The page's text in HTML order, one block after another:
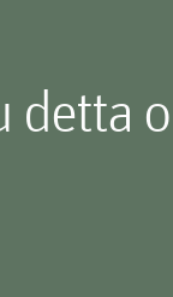
detta